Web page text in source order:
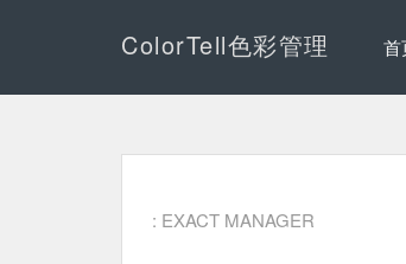
ColorTell色彩管理 首
: EXACT MANAGER